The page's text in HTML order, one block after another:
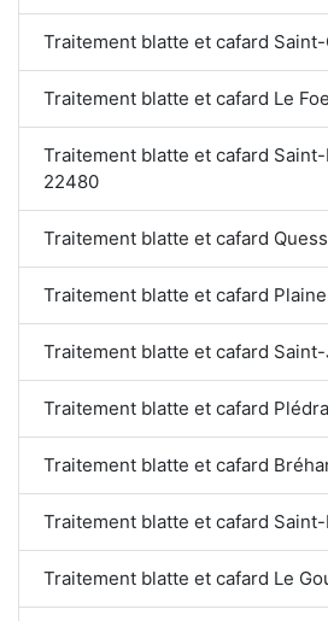
Traitement blatte et cafard
Traitement blatte et cafard Le
Traitement blatte et cafard
22480
Traitement blatte et cafard
Traitement blatte et cafard
Traitement blatte et cafard
Traitement blatte et cafard
Traitement blatte et cafard
Traitement blatte et cafard
Traitement blatte et cafard Le